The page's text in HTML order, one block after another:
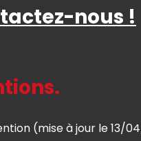
nous !
(mise à jour le 13/